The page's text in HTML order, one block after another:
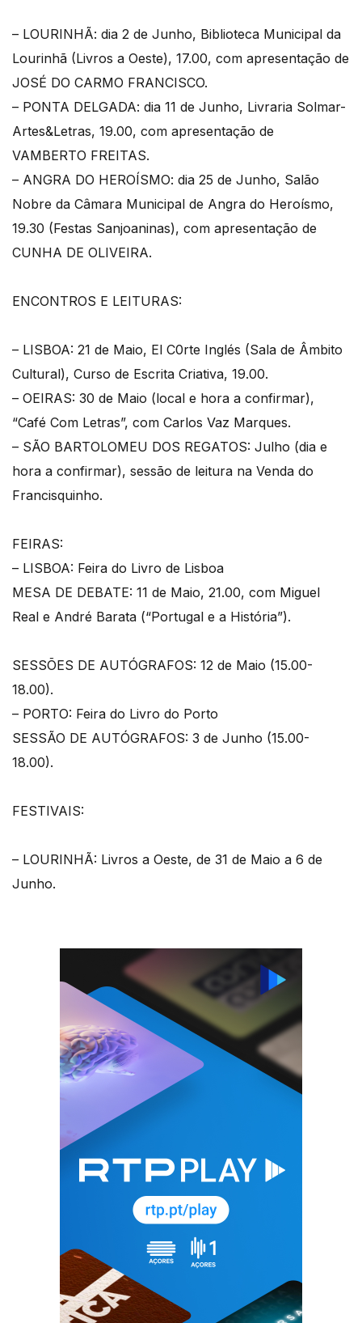
– LOURINHÃ: dia 2 de Junho, Biblioteca Municipal da
Lourinhã (Livros a Oeste), 17.00, com apresentação de
JOSÉ DO CARMO FRANCISCO.
– PONTA DELGADA: dia 11 de Junho, Livraria Solmar-
Artes&Letras, 19.00, com apresentação de
VAMBERTO FREITAS.
– ANGRA DO HEROÍSMO: dia 25 de Junho, Salão
Nobre da Câmara Municipal de Angra do Heroísmo,
19.30 (Festas Sanjoaninas), com apresentação de
CUNHA DE OLIVEIRA.
ENCONTROS E LEITURAS:
– LISBOA: 21 de Maio, El C0rte Inglés (Sala de Âmbito
Cultural), Curso de Escrita Criativa, 19.00.
– OEIRAS: 30 de Maio (local e hora a confirmar),
“Café Com Letras”, com Carlos Vaz Marques.
– SÃO BARTOLOMEU DOS REGATOS: Julho (dia e
hora a confirmar), sessão de leitura na Venda do
Francisquinho.
FEIRAS:
– LISBOA: Feira do Livro de Lisboa
MESA DE DEBATE: 11 de Maio, 21.00, com Miguel
Real e André Barata (“Portugal e a História”).
SESSÕES DE AUTÓGRAFOS: 12 de Maio (15.00-
18.00).
– PORTO: Feira do Livro do Porto
SESSÃO DE AUTÓGRAFOS: 3 de Junho (15.00-
18.00).
FESTIVAIS:
– LOURINHÃ: Livros a Oeste, de 31 de Maio a 6 de
Junho.